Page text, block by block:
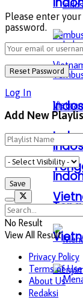
Please enter
password.
Log In
Add New
No Result
View All Result
Privacy Policy
Terms of Use
About Us
Redaksi